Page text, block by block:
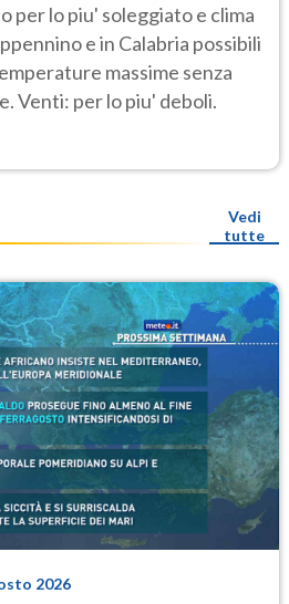
per lo piu' soleggiato e clima
e in Calabria possibili
massime senza
Venti: per lo piu' deboli.
Vedi
tutte
2026